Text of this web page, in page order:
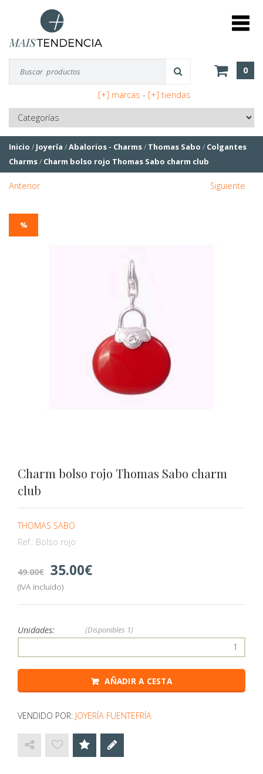
0
[+] marcas - [+] tiendas
Inicio / Joyería /Abalorios - Charms/ Thomas Sabo / Colgantes
Charms/ Charm bolso rojo Thomas Sabo charm club
Anterior Siguiente
Charm bolso rojo Thomas Sabo charm
club
THOMAS SABO
Ref.: Bolso rojo
49.00 35.00
(IVA incluido)
%
Unidades: (Disponibles 1)
AÑADIR A CESTA
VENDIDO POR: JOYERÍA FUENTEFRÍA